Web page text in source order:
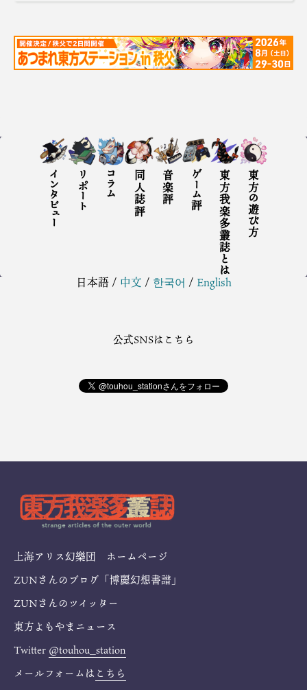
インタビュー リポート コラム 同人誌評 音楽評 ゲーム評 東方我楽多叢誌とは 東方の遊び方
日本語/ 中文 / 한국어 / English
公式SNSはこちら
上海アリス幻樂団 ホームページ
ZUNさんのブログ「博麗幻想書譜」
ZUNさんのツイッター
東方よもやまニュース
Twitter @touhou_station
メールフォームは こちら